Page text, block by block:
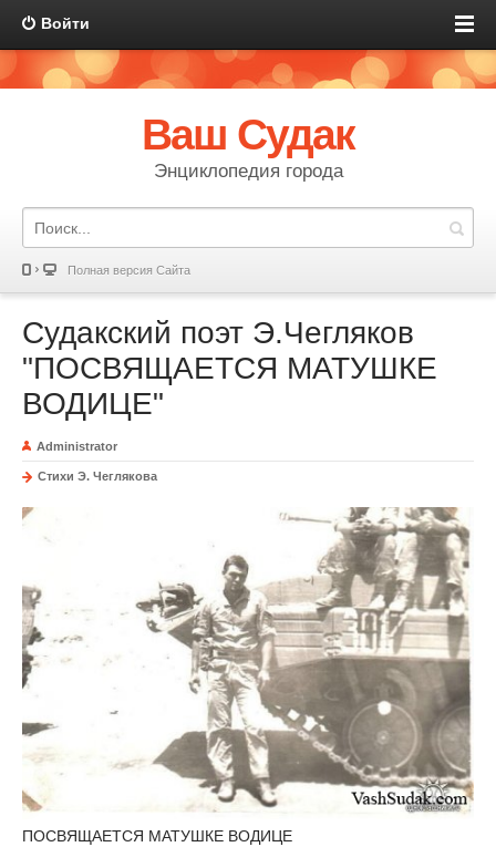
Войти
Ваш Судак
Энциклопедия города
Полная версия Сайта
Судакский поэт Э.Чегляков
"ПОСВЯЩАЕТСЯ МАТУШКЕ
ВОДИЦЕ"
Administrator
Стихи Э. Чеглякова
ПОСВЯЩАЕТСЯ МАТУШКЕ ВОДИЦЕ